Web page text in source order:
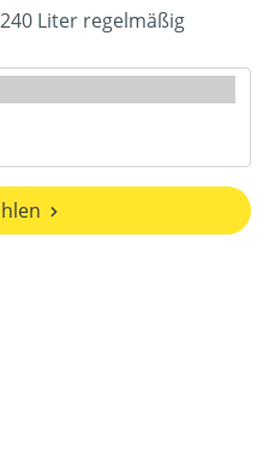
240 Liter regelmäßig